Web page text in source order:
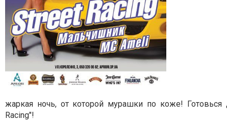
жаркая ночь, от которой мурашки по коже!
Racing"!